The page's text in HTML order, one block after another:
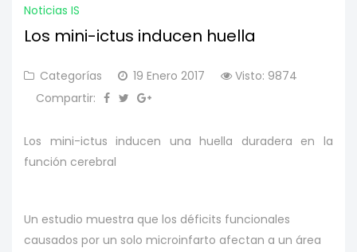
Noticias IS
Los mini-ictus inducen huella
Categorías 19 Enero 2017
Visto: 9874
Compartir:
Los mini-ictus inducen una huella duradera en la
función cerebral
Un estudio muestra que los déficits funcionales
causados por un solo microinfarto afectan a un área